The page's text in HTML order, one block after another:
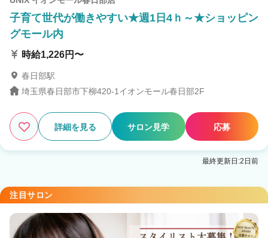
子育て世代が働きやすい★週1日4ｈ～★ショッピン
グモール内
時給1,226円〜
春日部駅
埼玉県春日部市下柳420-1イオンモール春日部2F
詳細を見る サロン見学 応募
最終更新日:2日前
注目サロン